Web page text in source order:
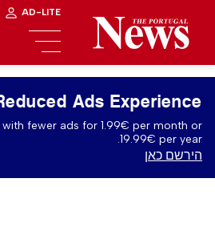
AD-LITE
Ads Experience
with fewer ads for 1.99€ per month or
19.99€ per year.
הירשם כאן